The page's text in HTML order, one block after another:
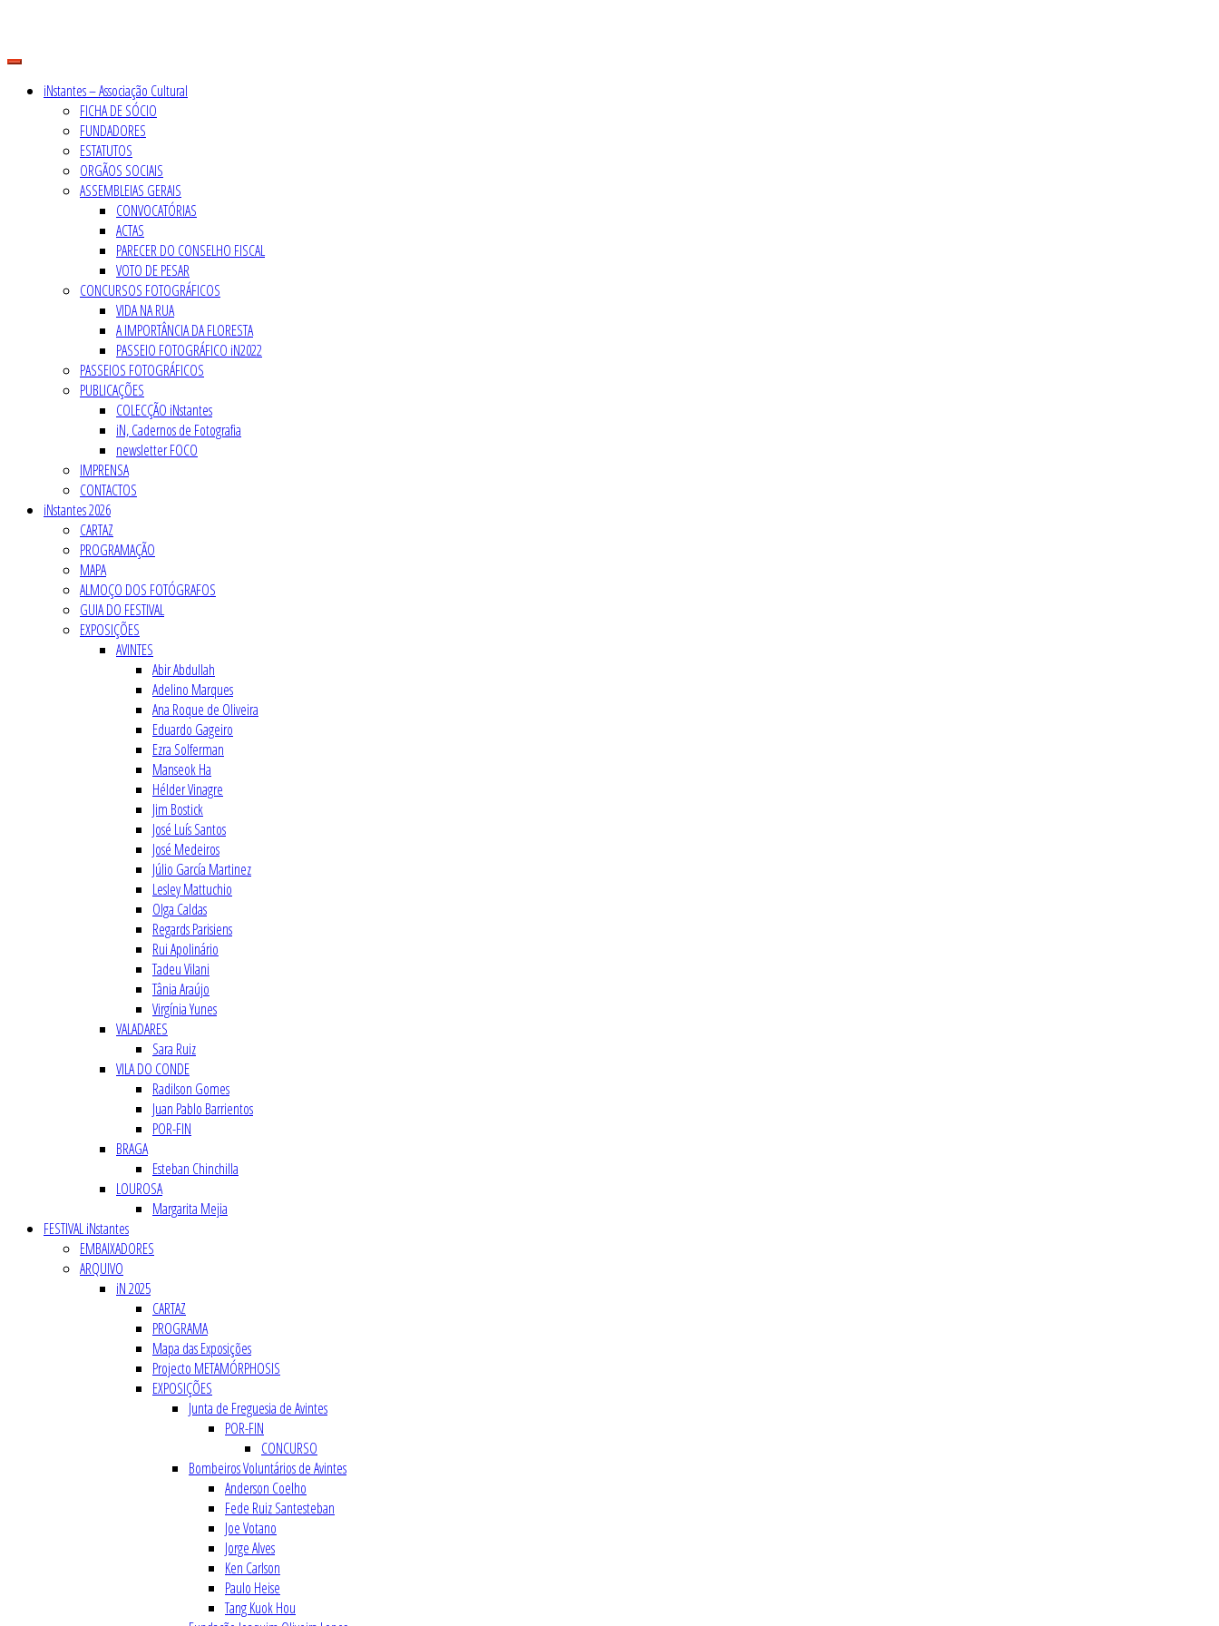
content
iNstantes – Associação Cultural
FICHA DE SÓCIO
FUNDADORES
ESTATUTOS
ORGÃOS SOCIAIS
ASSEMBLEIAS GERAIS
CONVOCATÓRIAS
ACTAS
PARECER DO CONSELHO FISCAL
VOTO DE PESAR
CONCURSOS FOTOGRÁFICOS
VIDA NA RUA
A IMPORTÂNCIA DA FLORESTA
PASSEIO FOTOGRÁFICO iN2022
PASSEIOS FOTOGRÁFICOS
PUBLICAÇÕES
COLECÇÃO iNstantes
iN, Cadernos de Fotografia
newsletter FOCO
IMPRENSA
CONTACTOS
iNstantes 2026
CARTAZ
PROGRAMAÇÃO
MAPA
ALMOÇO DOS FOTÓGRAFOS
GUIA DO FESTIVAL
EXPOSIÇÕES
AVINTES
Abir Abdullah
Adelino Marques
Ana Roque de Oliveira
Eduardo Gageiro
Ezra Solferman
Manseok Ha
Hélder Vinagre
Jim Bostick
José Luís Santos
José Medeiros
Júlio García Martinez
Lesley Mattuchio
Olga Caldas
Regards Parisiens
Rui Apolinário
Tadeu Vilani
Tânia Araújo
Virgínia Yunes
VALADARES
Sara Ruiz
VILA DO CONDE
Radilson Gomes
Juan Pablo Barrientos
POR-FIN
BRAGA
Esteban Chinchilla
LOUROSA
Margarita Mejia
FESTIVAL iNstantes
EMBAIXADORES
ARQUIVO
iN 2025
CARTAZ
PROGRAMA
Mapa das Exposições
Projecto METAMÓRPHOSIS
EXPOSIÇÕES
Junta de Freguesia de Avintes
POR-FIN
CONCURSO
Bombeiros Voluntários de Avintes
Anderson Coelho
Fede Ruiz Santesteban
Joe Votano
Jorge Alves
Ken Carlson
Paulo Heise
Tang Kuok Hou